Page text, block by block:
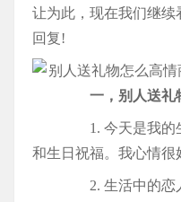
让为此，现在我们继
回复!
一，别人送礼
1. 今天是我的
和生日祝福。我心情很
2. 生活中的恋